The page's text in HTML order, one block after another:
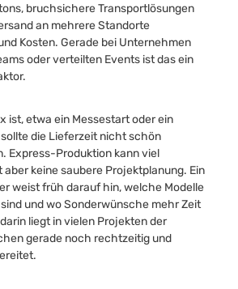
bruchsichere Transportlösungen
an mehrere Standorte
Kosten. Gerade bei Unternehmen
oder verteilten Events ist das ein
ist, etwa ein Messestart oder ein
die Lieferzeit nicht schön
Express-Produktion kann viel
keine saubere Projektplanung. Ein
weist früh darauf hin, welche Modelle
und wo Sonderwünsche mehr Zeit
liegt in vielen Projekten der
gerade noch rechtzeitig und